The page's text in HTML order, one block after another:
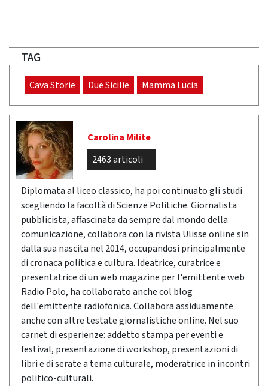
TAG
Cava Storie Due Sicilie Mamma Lucia
Carolina Milite
2463 articoli
Diplomata al liceo classico, ha poi continuato gli studi
scegliendo la facoltà di Scienze Politiche. Giornalista
pubblicista, affascinata da sempre dal mondo della
comunicazione, collabora con la rivista Ulisse online sin
dalla sua nascita nel 2014, occupandosi principalmente
di cronaca politica e cultura. Ideatrice, curatrice e
presentatrice di un web magazine per l'emittente web
Radio Polo, ha collaborato anche col blog
dell'emittente radiofonica. Collabora assiduamente
anche con altre testate giornalistiche online. Nel suo
carnet di esperienze: addetto stampa per eventi e
festival, presentazione di workshop, presentazioni di
libri e di serate a tema culturale, moderatrice in incontri
politico-culturali.